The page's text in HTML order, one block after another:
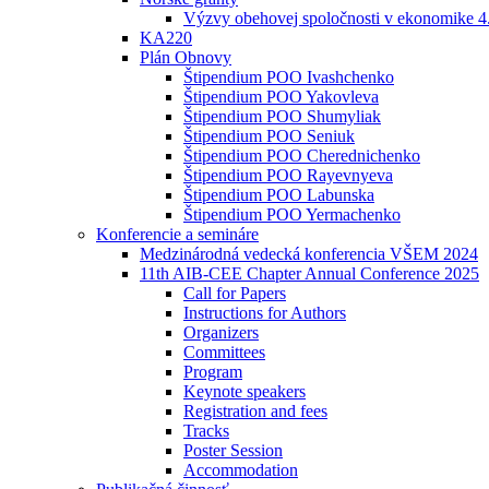
Výzvy obehovej spoločnosti v ekonomike
KA220
Plán Obnovy
Štipendium POO Ivashchenko
Štipendium POO Yakovleva
Štipendium POO Shumyliak
Štipendium POO Seniuk
Štipendium POO Cherednichenko
Štipendium POO Rayevnyeva
Štipendium POO Labunska
Štipendium POO Yermachenko
Konferencie a semináre
Medzinárodná vedecká konferencia VŠEM 2024
11th AIB-CEE Chapter Annual Conference 2025
Call for Papers
Instructions for Authors
Organizers
Committees
Program
Keynote speakers
Registration and fees
Tracks
Poster Session
Accommodation